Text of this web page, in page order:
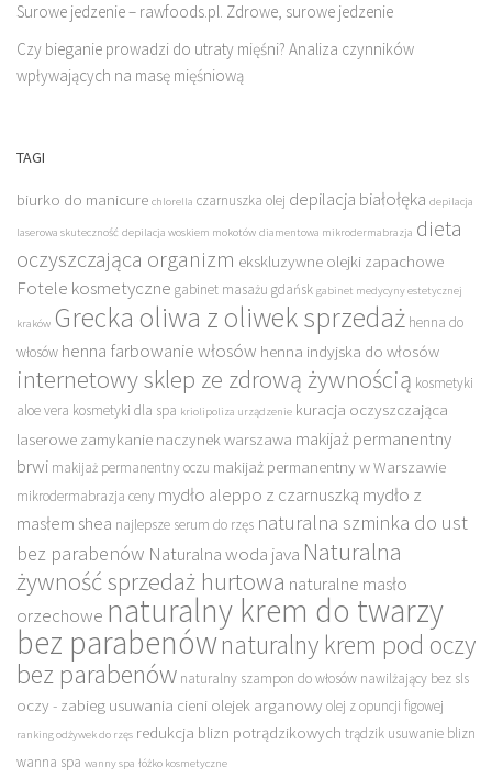
Surowe jedzenie – rawfoods.pl. Zdrowe, surowe jedzenie
Czy bieganie prowadzi do utraty mięśni? Analiza czynników
wpływających na masę mięśniową
TAGI
biurko do manicure chlorella czarnuszka olej depilacja białołęka depilacja
laserowa skuteczność depilacja woskiem mokotów diamentowa mikrodermabrazja dieta
oczyszczająca organizm ekskluzywne olejki zapachowe
Fotele kosmetyczne gabinet masażu gdańsk gabinet medycyny estetycznej
kraków Grecka oliwa z oliwek sprzedaż henna do
włosów henna farbowanie włosów henna indyjska do włosów
internetowy sklep ze zdrową żywnością kosmetyki
aloe vera kosmetyki dla spa kriolipoliza urządzenie kuracja oczyszczająca
laserowe zamykanie naczynek warszawa makijaż permanentny
brwi makijaż permanentny oczu makijaż permanentny w Warszawie
mikrodermabrazja ceny mydło aleppo z czarnuszką mydło z
masłem shea najlepsze serum do rzęs naturalna szminka do ust
bez parabenów Naturalna woda java Naturalna
żywność sprzedaż hurtowa naturalne masło
orzechowe naturalny krem do twarzy
bez parabenównaturalny krem pod oczy
bez parabenów naturalny szampon do włosów nawilżający bez sls
oczy - zabieg usuwania cieni olejek arganowy olej z opuncji figowej
ranking odżywek do rzęs redukcja blizn potrądzikowych trądzik usuwanie blizn
wanna spa wanny spa łóżko kosmetyczne